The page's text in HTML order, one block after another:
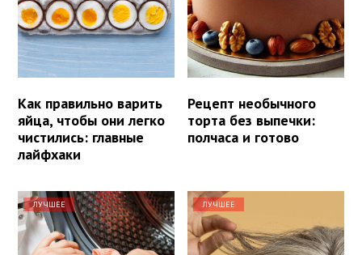
Как правильно варить
яйца, чтобы они легко
чистились: главные
лайфхаки
Рецепт необычного
торта без выпечки:
полчаса и готово
ЛУЧШЕЕ ЛУЧШЕЕ